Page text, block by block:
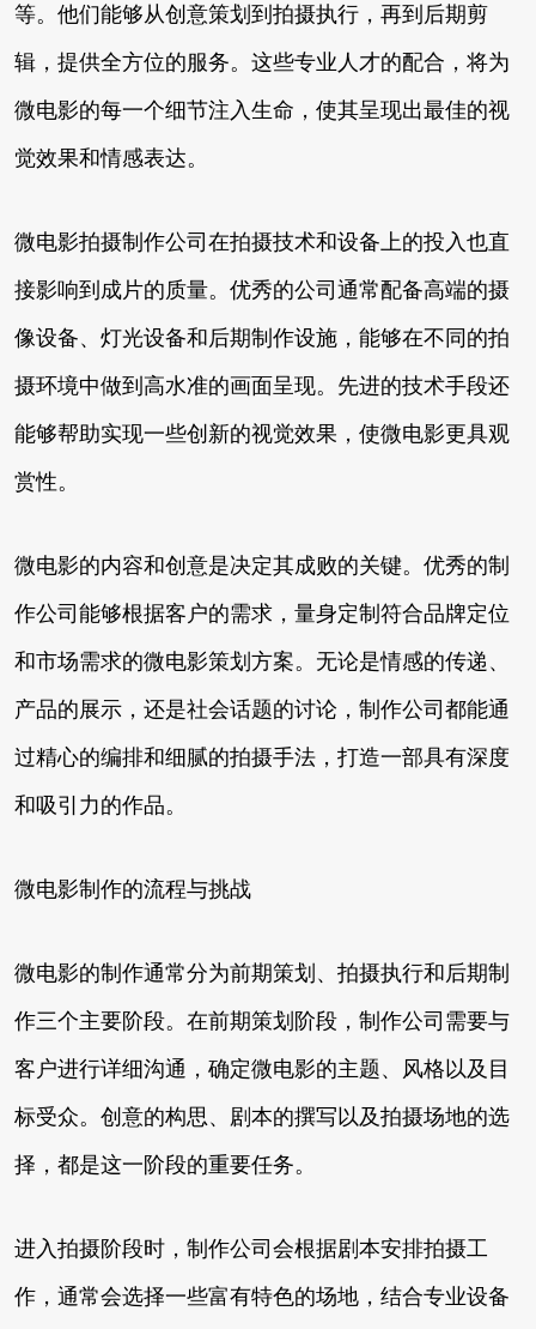
等。他们能够从创意策划到拍摄执行，再到后期剪
辑，提供全方位的服务。这些专业人才的配合，将为
微电影的每一个细节注入生命，使其呈现出最佳的视
觉效果和情感表达。
微电影拍摄制作公司在拍摄技术和设备上的投入也直
接影响到成片的质量。优秀的公司通常配备高端的摄
像设备、灯光设备和后期制作设施，能够在不同的拍
摄环境中做到高水准的画面呈现。先进的技术手段还
能够帮助实现一些创新的视觉效果，使微电影更具观
赏性。
微电影的内容和创意是决定其成败的关键。优秀的制
作公司能够根据客户的需求，量身定制符合品牌定位
和市场需求的微电影策划方案。无论是情感的传递、
产品的展示，还是社会话题的讨论，制作公司都能通
过精心的编排和细腻的拍摄手法，打造一部具有深度
和吸引力的作品。
微电影制作的流程与挑战
微电影的制作通常分为前期策划、拍摄执行和后期制
作三个主要阶段。在前期策划阶段，制作公司需要与
客户进行详细沟通，确定微电影的主题、风格以及目
标受众。创意的构思、剧本的撰写以及拍摄场地的选
择，都是这一阶段的重要任务。
进入拍摄阶段时，制作公司会根据剧本安排拍摄工
作，通常会选择一些富有特色的场地，结合专业设备